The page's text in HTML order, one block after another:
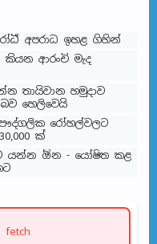
අපරාධ ඉහළ ගිහින්
ආරංචි මැද
තායිවාන හමුදාව
හෙලිවෙයි
රෝහල්වලට
ක්
යන්න ඕන - යෝෂිත කළ
fetch